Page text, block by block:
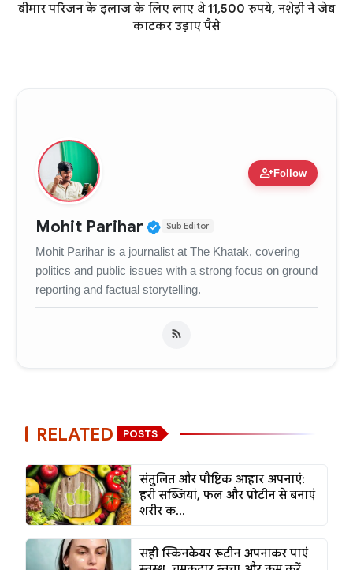
बीमार परिजन के इलाज के लिए लाए थे 11,500 रुपये, नशेड़ी ने जेब
काटकर उड़ाए पैसे
person_addFollow
Mohit Parihar Verified Public Figure •
Sub Editor
Mohit Parihar is a journalist at The Khatak, covering
politics and public issues with a strong focus on ground
reporting and factual storytelling.
RELATED POSTS
संतुलित और पौष्टिक आहार अपनाएं:
हरी सब्जियां, फल और प्रोटीन से बनाएं
शरीर क...
सही स्किनकेयर रूटीन अपनाकर पाएं